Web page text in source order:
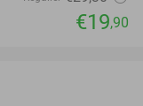
€19,90